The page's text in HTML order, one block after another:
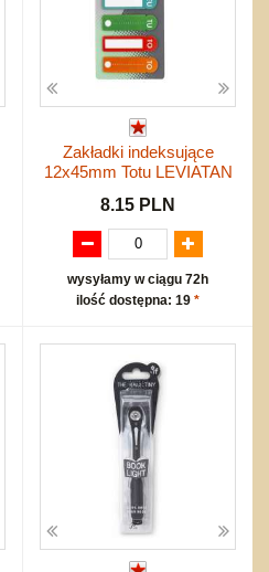
Zakładki indeksujące
12x45mm Totu LEVIATAN
8.15 PLN
wysyłamy w ciągu 72h
ilość dostępna: 19 *